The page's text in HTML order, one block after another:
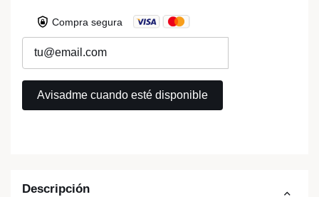
Descripción
Compra segura